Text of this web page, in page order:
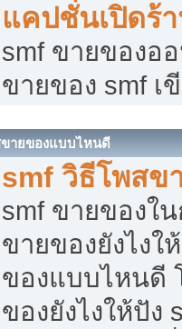
แคปชั่นเปิดร้
smf ขายของอ
ขายของ smf เ
ายของแบบไหนดี
smf วิธีโพสข
smf ขายของใ
ขายของยังไง
ของแบบไหนดี
ของยังไงให้ปั